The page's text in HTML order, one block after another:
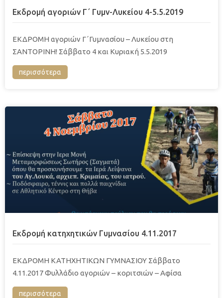
Eκδρομή αγοριών Γ΄ Γυμν-Λυκείου 4-5.5.2019
ΕΚΔΡΟΜΗ αγοριών Γ΄Γυμνασίου – Λυκείου στη
ΣΑΝΤΟΡΙΝΗ! Σάββατο 4 και Κυριακή 5.5.2019
περισσότερα
Εκδρομή κατηχητικών Γυμνασίου 4.11.2017
EΚΔΡΟΜΗ ΚΑΤΗΧΗΤΙΚΩΝ ΓΥΜΝΑΣΙΟΥ Σάββατο
4.11.2017 Φυλλάδιο αγοριών – κοριτσιών – Αφίσα
περισσότερα